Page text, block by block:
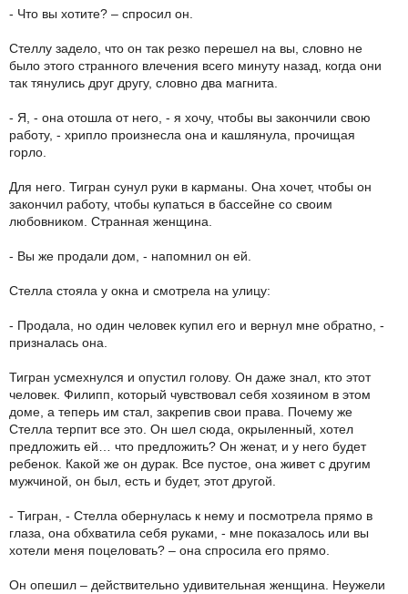
- Что вы хотите? – спросил он.
Стеллу задело, что он так резко перешел на вы, словно не
было этого странного влечения всего минуту назад, когда они
так тянулись друг другу, словно два магнита.
- Я, - она отошла от него, - я хочу, чтобы вы закончили свою
работу, - хрипло произнесла она и кашлянула, прочищая
горло.
Для него. Тигран сунул руки в карманы. Она хочет, чтобы он
закончил работу, чтобы купаться в бассейне со своим
любовником. Странная женщина.
- Вы же продали дом, - напомнил он ей.
Стелла стояла у окна и смотрела на улицу:
- Продала, но один человек купил его и вернул мне обратно, -
призналась она.
Тигран усмехнулся и опустил голову. Он даже знал, кто этот
человек. Филипп, который чувствовал себя хозяином в этом
доме, а теперь им стал, закрепив свои права. Почему же
Стелла терпит все это. Он шел сюда, окрыленный, хотел
предложить ей… что предложить? Он женат, и у него будет
ребенок. Какой же он дурак. Все пустое, она живет с другим
мужчиной, он был, есть и будет, этот другой.
- Тигран, - Стелла обернулась к нему и посмотрела прямо в
глаза, она обхватила себя руками, - мне показалось или вы
хотели меня поцеловать? – она спросила его прямо.
Он опешил – действительно удивительная женщина. Неужели